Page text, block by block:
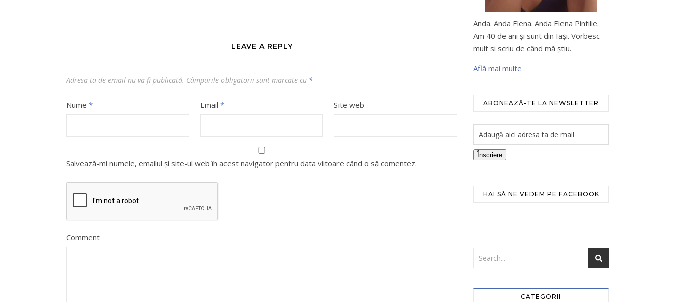
LEAVE A REPLY
Adresa ta de email nu va fi publicată. Câmpurile obligatorii sunt marcate cu *
Nume * Email * Site web
Salvează-mi numele, emailul și site-ul web în acest navigator pentru data viitoare când o să comentez.
Comment
Anda. Anda Elena. Anda Elena Pintilie.
Am 40 de ani şi sunt din Iaşi. Vorbesc
mult si scriu de când mă ştiu.
Află mai multe
ABONEAZĂ-TE LA NEWSLETTER
Înscriere
HAI SĂ NE VEDEM PE FACEBOOK
CATEGORII